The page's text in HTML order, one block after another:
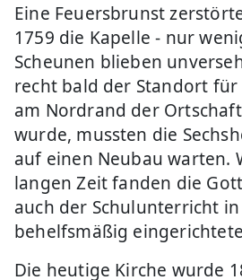
Eine Feuersbrunst
1759 die Kapelle - nur
Scheunen blieben
recht bald der Standort für
am Nordrand der
wurde, mussten die
auf einen Neubau warten.
langen Zeit fanden die
auch der Schulunterricht
behelfsmäßig
Die heutige Kirche wurde